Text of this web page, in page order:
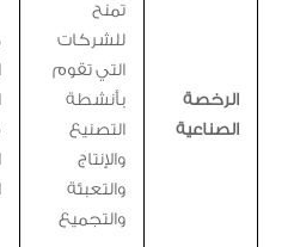
الرخصة
الصناعية
تمنح
للشركات
التي تقوم
بأنشطة
التصنيع
والإنتاج
والتعبئة
والتجميع